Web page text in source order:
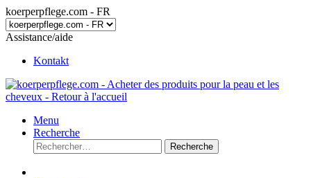
koerperpflege.com - FR
Assistance/aide
Kontakt
Menu
Recherche
Recherche